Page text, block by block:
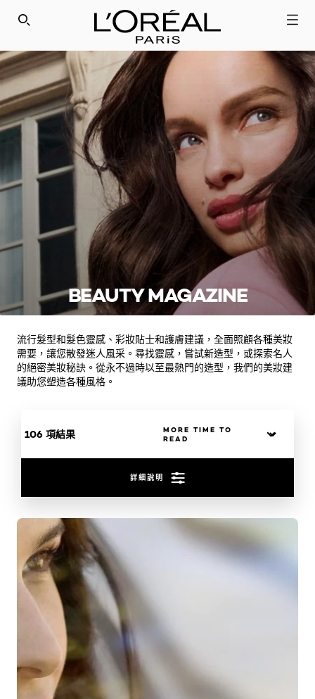
SEARCH THIS SITE
BEAUTY MAGAZINE
流行髮型和髮色靈感、彩妝貼士和護膚建議，全面照顧各種美妝
需要，讓您散發迷人風采。尋找靈感，嘗試新造型，或探索名人
的絕密美妝秘訣。從永不過時以至最熱門的造型，我們的美妝建
議助您塑造各種風格。
106 項結果
詳細說明